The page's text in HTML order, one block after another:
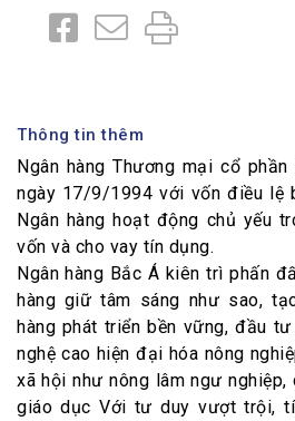
Thông tin thêm
Ngân hàng Thương mại cổ
ngày 17/9/1994 với vốn điều lệ
Ngân hàng hoạt động chủ yếu
vốn và cho vay tín dụng.
Ngân hàng Bắc Á kiên trì phấn
hàng giữ tâm sáng như sao,
hàng phát triển bền vững, đầu
nghệ cao hiện đại hóa nông
xã hội như nông lâm ngư
giáo dục Với tư duy vượt trội,